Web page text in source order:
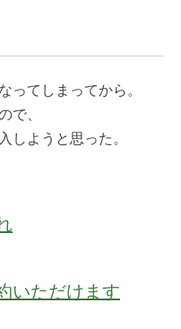
ってしまってから。
で、
しようと思った。
いただけます